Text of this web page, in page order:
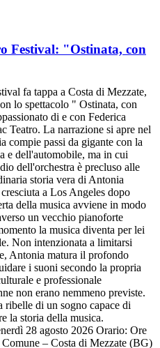
Festival: "Ostinata, con
fa tappa a Costa di Mezzate,
lo spettacolo " Ostinata, con
di e con Federica
Teatro. La narrazione si apre nel
compie passi da gigante con la
e dell'automobile, ma in cui
dell'orchestra è precluso alle
storia vera di Antonia
a Los Angeles dopo
della musica avviene in modo
un vecchio pianoforte
la musica diventa per lei
Non intenzionata a limitarsi
Antonia matura il profondo
i suoni secondo la propria
e professionale
non erano nemmeno previste.
ribelle di un sogno capace di
la storia della musica.
28 agosto 2026 Orario: Ore
– Costa di Mezzate (BG)